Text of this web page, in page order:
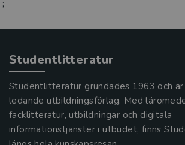
;
Studentlitteratur
Studentlitteratur grundades 1963 och är
ledande utbildningsförlag. Med
facklitteratur, utbildningar och digitala
informationstjänster i utbudet, finns